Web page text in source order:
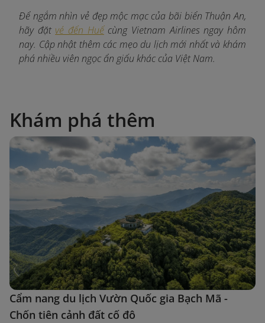
Để ngắm nhìn vẻ đẹp mộc mạc của bãi biển Thuận An,
hãy đặt vé đến Huếcùng Vietnam Airlines ngay hôm
nay. Cập nhật thêm các mẹo du lịch mới nhất và khám
phá nhiều viên ngọc ẩn giấu khác của Việt Nam.
Khám phá thêm
Cẩm nang du lịch Vườn Quốc gia Bạch Mã -
Chốn tiên cảnh đất cố đô